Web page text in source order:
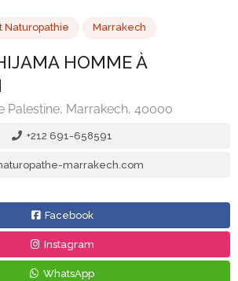
Naturopathie Marrakech
HIJAMA HOMME À
+212 691-658591
marrakech.com
Facebook
Instagram
WhatsApp